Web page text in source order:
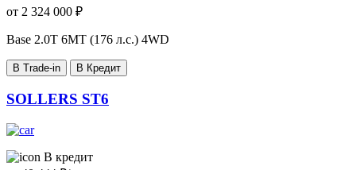
от 2 324 000 ₽
Base 2.0T 6MT (176 л.с.) 4WD
В Trade-in В Кредит
SOLLERS ST6
В кредит